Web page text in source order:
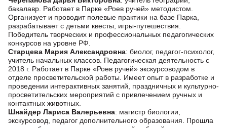
бакалавр. Работает в Парке «Роев ручей» методистом.
Организует и проводит полевые практики на базе Парка,
разрабатывает с детьми квесты, игры-путешествия.
Победитель творческих и профессиональных педагогических
конкурсов на уровне РФ.
Старцева Мария Александровна: биолог, педагог-психолог,
учитель начальных классов. Педагогическая деятельность с
2018 г. Работает в Парке «Роев ручей» экскурсоводом в
отделе просветительской работы. Имеет опыт в разработке и
проведении интерактивных занятий, праздничных и культурно-
просветительских мероприятий с привлечением ручных и
контактных животных.
Шнайдер Лариса Валерьевна: магистр биологии,
экскурсовод, педагог дополнительного образования. Прошла